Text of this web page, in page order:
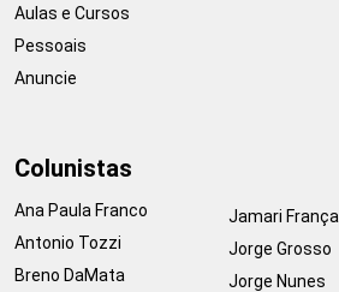
Aulas e Cursos
Pessoais
Anuncie
Colunistas
Ana Paula Franco
Antonio Tozzi
Breno DaMata
Jamari França
Jorge Grosso
Jorge Nunes